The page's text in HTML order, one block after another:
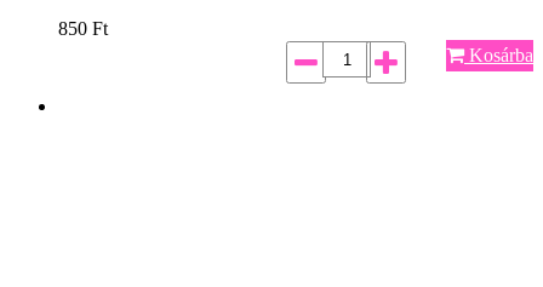
850 Ft
Kosárba